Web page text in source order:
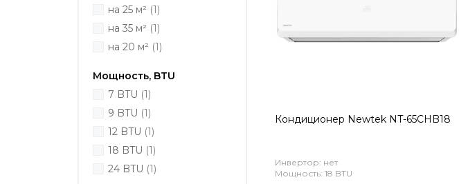
на 25 м² (1)
на 35 м² (1)
на 20 м² (1)
Мощность, BTU
7 BTU (1)
9 BTU (1)
12 BTU (1)
18 BTU (1)
24 BTU (1)
Кондиционер Newtek NT-65CHB18
Инвертор: нет
Мощность: 18 BTU